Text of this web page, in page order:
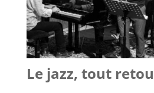
Le jazz, tout